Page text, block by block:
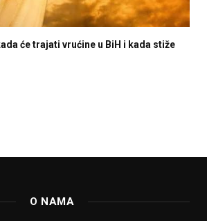
će trajati vrućine u BiH i kada stiže
O NAMA